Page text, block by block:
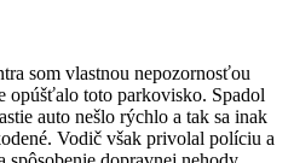
som vlastnou nepozornosťou
opúšťalo toto parkovisko. Spadol
auto nešlo rýchlo a tak sa inak
Vodič však privolal políciu a